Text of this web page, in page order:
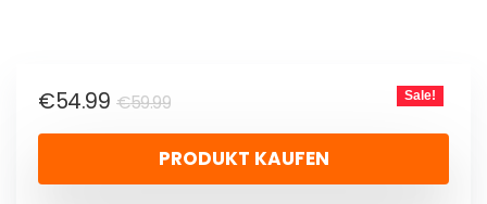
€59.99
€54.99 Sale!
PRODUKT KAUFEN